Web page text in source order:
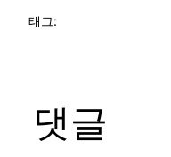
태그:
댓글